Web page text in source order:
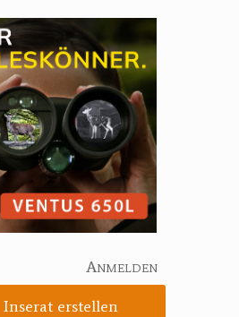
Anmelden
Inserat erstellen